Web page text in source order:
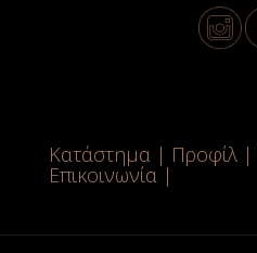
Κατάστημα | Προφίλ |
Επικοινωνία |